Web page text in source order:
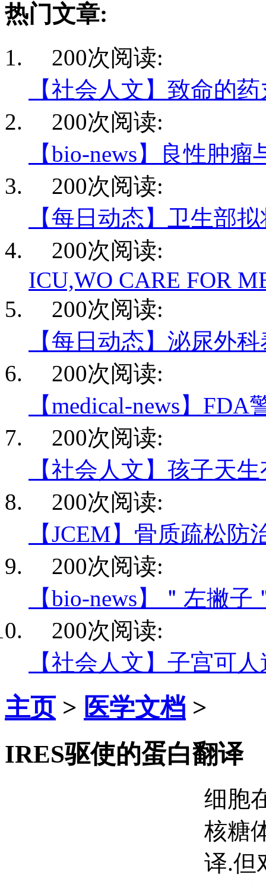
热门文章:
200次阅读:
【社会人文】致命的
200次阅读:
【bio-news】良性肿瘤
200次阅读:
【每日动态】卫生部
200次阅读:
ICU,WO CARE FOR
200次阅读:
【每日动态】泌尿外
200次阅读:
【medical-news】FDA
200次阅读:
【社会人文】孩子天
200次阅读:
【JCEM】骨质疏松防
200次阅读:
【bio-news】＂左撇子
200次阅读:
【社会人文】子宫可
主页> 医学文档 >
IRES驱使的蛋白翻译
细胞
核糖
译.但